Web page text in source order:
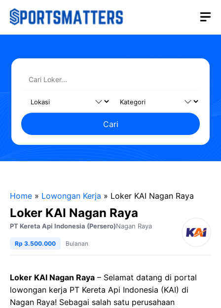
Langsung
Cari
Home » Lowongan Kerja » Loker KAI Nagan Raya
Loker KAI Nagan Raya
PT Kereta Api Indonesia (Persero)Nagan Raya
Rp 3.500.000 Bulanan
Loker KAI Nagan Raya – Selamat datang di portal
lowongan kerja PT Kereta Api Indonesia (KAI) di
Nagan Raya! Sebagai salah satu perusahaan